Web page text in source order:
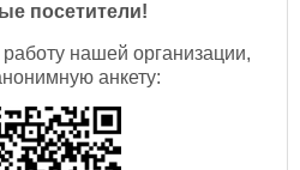
посетители!
нашей организации,
анкету: